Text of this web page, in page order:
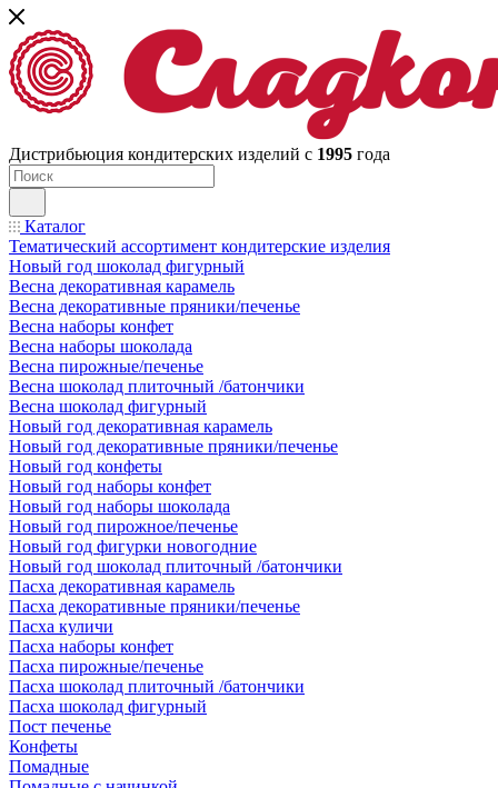
Дистрибьюция кондитерских изделий с 1995 года
Каталог
Тематический ассортимент кондитерские изделия
Новый год шоколад фигурный
Весна декоративная карамель
Весна декоративные пряники/печенье
Весна наборы конфет
Весна наборы шоколада
Весна пирожные/печенье
Весна шоколад плиточный /батончики
Весна шоколад фигурный
Новый год декоративная карамель
Новый год декоративные пряники/печенье
Новый год конфеты
Новый год наборы конфет
Новый год наборы шоколада
Новый год пирожное/печенье
Новый год фигурки новогодние
Новый год шоколад плиточный /батончики
Пасха декоративная карамель
Пасха декоративные пряники/печенье
Пасха куличи
Пасха наборы конфет
Пасха пирожные/печенье
Пасха шоколад плиточный /батончики
Пасха шоколад фигурный
Пост печенье
Конфеты
Помадные